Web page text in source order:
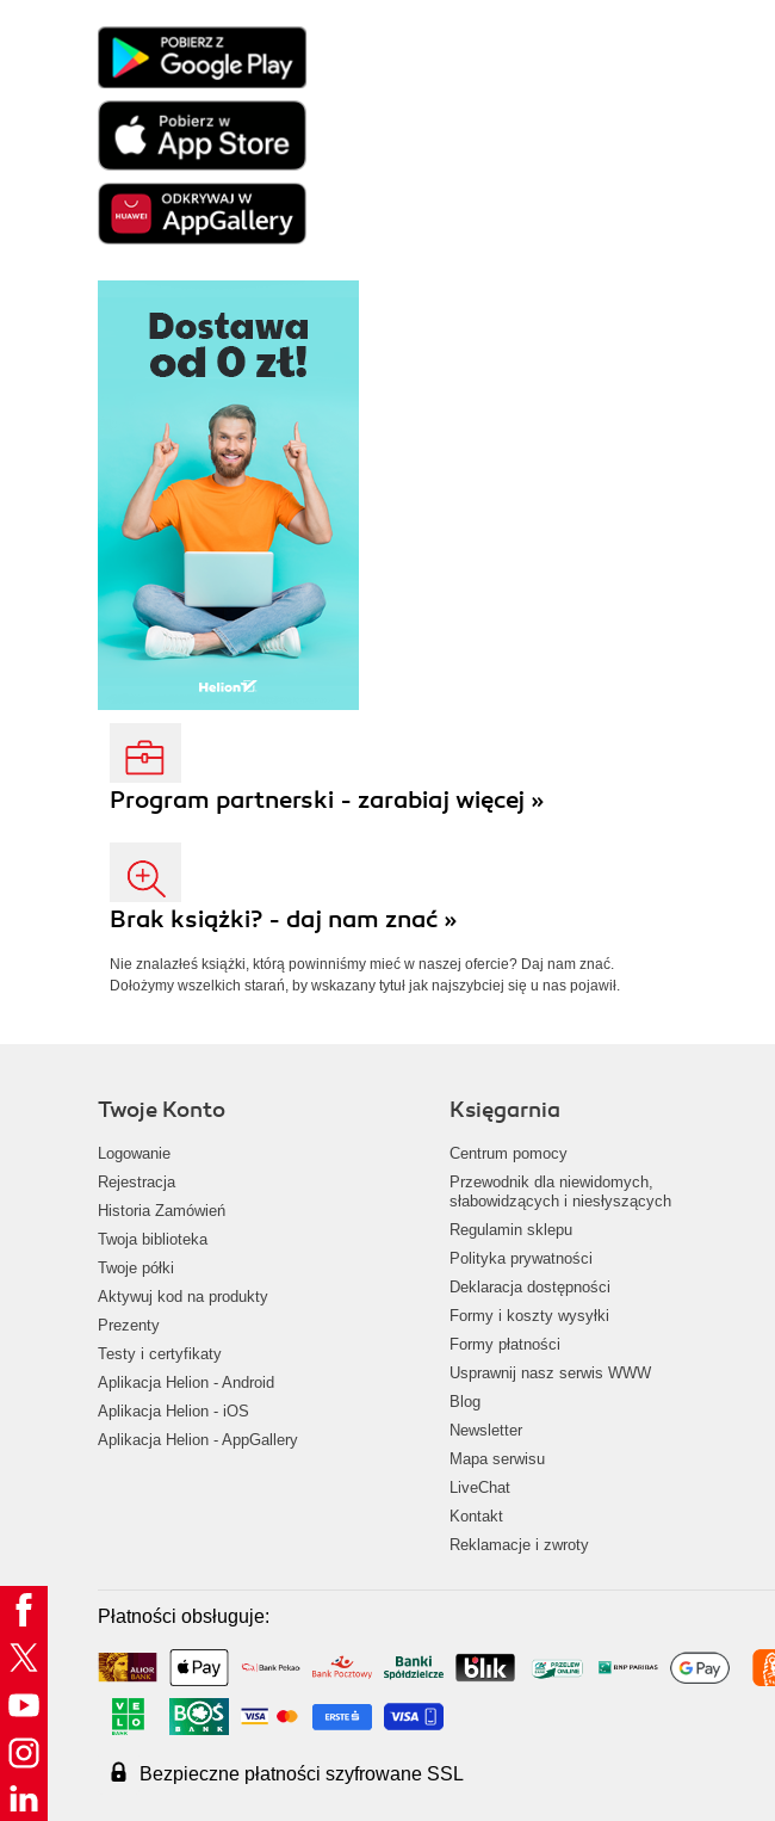
Program partnerski - zarabiaj więcej »
Brak książki? - daj nam znać »
Nie znalazłeś książki, którą powinniśmy mieć w naszej ofercie? Daj nam znać.
Dołożymy wszelkich starań, by wskazany tytuł jak najszybciej się u nas pojawił.
Twoje Konto
Logowanie
Rejestracja
Historia Zamówień
Twoja biblioteka
Twoje półki
Aktywuj kod na produkty
Prezenty
Testy i certyfikaty
Aplikacja Helion - Android
Aplikacja Helion - iOS
Aplikacja Helion - AppGallery
Księgarnia
Centrum pomocy
Przewodnik dla niewidomych,
słabowidzących i niesłyszących
Regulamin sklepu
Polityka prywatności
Deklaracja dostępności
Formy i koszty wysyłki
Formy płatności
Usprawnij nasz serwis WWW
Blog
Newsletter
Mapa serwisu
LiveChat
Kontakt
Reklamacje i zwroty
Płatności obsługuje:
Bezpieczne płatności szyfrowane SSL